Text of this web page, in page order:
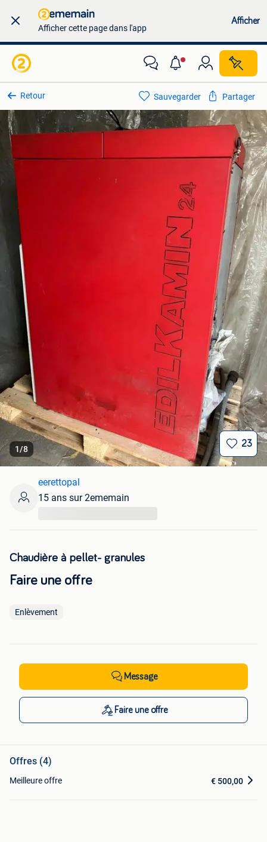
Afficher cette page dans l'app
Afficher
Retour
1/8
23
Sauvegarder Partager
Chaudière à pellet- granules
Faire une offre
Enlèvement
eerettopal
15 ans sur 2ememain
Message
Faire une offre
Offres (4)
Meilleure offre € 500,00